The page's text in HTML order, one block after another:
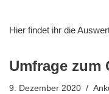
Hier findet ihr die
Umfrage zum
9. Dezember 2020